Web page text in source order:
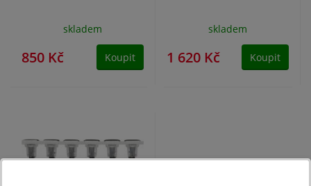
skladem
850 Kč Koupit
skladem
1 620 Kč Koupit